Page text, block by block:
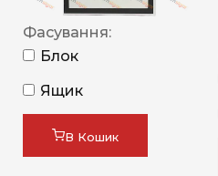
Фасування:
Блок
Ящик
В Кошик